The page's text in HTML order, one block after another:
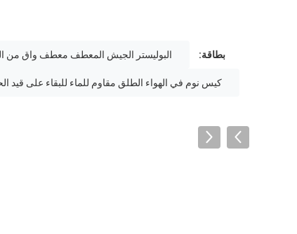
بطاقة: البوليستر الجيش المعطف معطف واق من
كيس نوم في الهواء الطلق مقاوم للماء للبقاء على قيد